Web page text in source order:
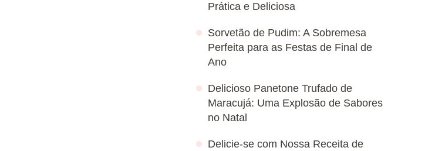
Prática e Deliciosa
Sorvetão de Pudim: A Sobremesa
Perfeita para as Festas de Final de
Ano
Delicioso Panetone Trufado de
Maracujá: Uma Explosão de Sabores
no Natal
Delicie-se com Nossa Receita de